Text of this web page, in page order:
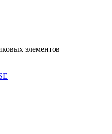
элементов